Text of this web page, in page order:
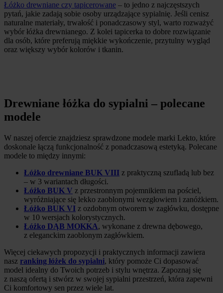
Łóżko drewniane czy tapicerowane – to jedno z najczęstszych
pytań, jakie zadają sobie osoby urządzające sypialnię. Jeśli cenisz
naturalne materiały, trwałość i ponadczasowy styl, warto rozważyć
wybór łóżka drewnianego. Z kolei tapicerka to dobre rozwiązanie
dla osób, które preferują miękkie wykończenie, przytulny wygląd
oraz większy wybór kolorów i tkanin.
Drewniane łóżka do sypialni – polecane
modele
W naszej ofercie znajdziesz sprawdzone modele marki Lekto, które
doskonale łączą funkcjonalność z ponadczasową estetyką. Polecane
modele to między innymi:
Łóżko drewniane BUK VIII z praktyczną szufladą lub bez
– w 3 wariantach długości.
Łóżko BUK V z przestronnym pojemnikiem na pościel,
wyróżniające się lekko zaoblonymi wezgłowiem i zanóżkiem.
Łóżko BUK VI z ozdobnym otworem w zagłówku, dostępne
w 10 wersjach kolorystycznych.
Łóżko DĄB MOKKA, wykonane z drewna dębowego,
z eleganckim zaoblonym zagłówkiem.
Więcej ciekawych propozycji i praktycznych informacji zawiera
nasz ranking łóżek do sypialni, który pomoże Ci dopasować
model idealny do Twoich potrzeb i stylu wnętrza. Zapoznaj się
z naszą ofertą i stwórz w swojej sypialni przestrzeń, która zapewni
Ci komfortowy sen przez wiele lat.